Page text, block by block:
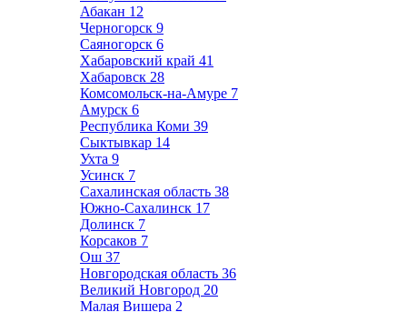
Абакан 12
Черногорск 9
Саяногорск 6
Хабаровский край 41
Хабаровск 28
Комсомольск-на-Амуре 7
Амурск 6
Республика Коми 39
Сыктывкар 14
Ухта 9
Усинск 7
Сахалинская область 38
Южно-Сахалинск 17
Долинск 7
Корсаков 7
Ош 37
Новгородская область 36
Великий Новгород 20
Малая Вишера 2